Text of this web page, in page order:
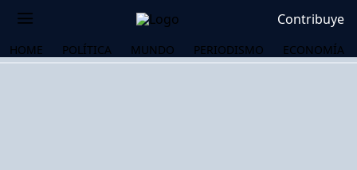
Contribuye
HOME POLÍTICA MUNDO PERIODISMO ECONOMÍA